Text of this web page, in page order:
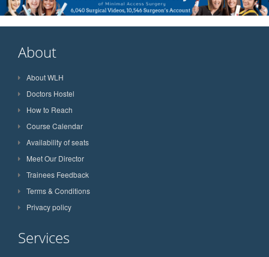
About
About WLH
Doctors Hostel
How to Reach
Course Calendar
Availability of seats
Meet Our Director
Trainees Feedback
Terms & Conditions
Privacy policy
Services